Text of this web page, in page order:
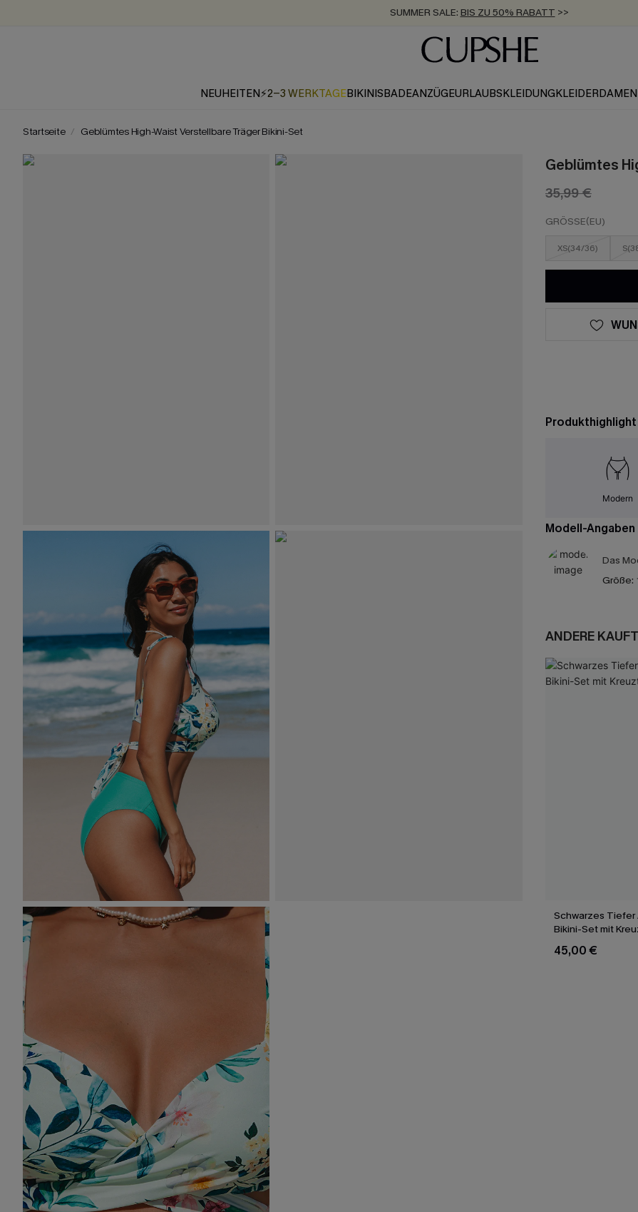
SUMMER SALE: BIS ZU 50% RABATT >>
ZUM NEWSLETTER:BIS ZU -20% EXTRA ERHALTEN
KOSTENLOSER VERSAND AB 89 €
NEUHEITEN⚡2-3 WERKTAGEBIKINISBADEANZÜGEURLAUBSKLEIDUNGKLEIDER
Startseite Geblümtes High-Waist Verstellbare Träger Bikini-Set
Geblümtes
35,99 €
GRÖSSE(EU)
XS(34/36)
Produkthighlight
Modern
Modell-Angaben
Das
Größe:
ANDERE
Schwarzes Tiefer
Bikini-Set mit
45,00 €